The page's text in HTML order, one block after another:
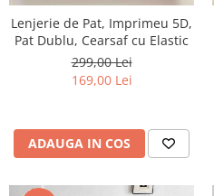
Lenjerie de Pat, Imprimeu 5D,
Pat Dublu, Cearsaf cu Elastic
299,00 Lei
169,00 Lei
ADAUGA IN COS